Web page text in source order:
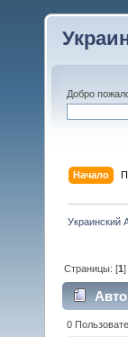
Добро
Начало
Украинский
Страницы: [1]
7552 раз)
0